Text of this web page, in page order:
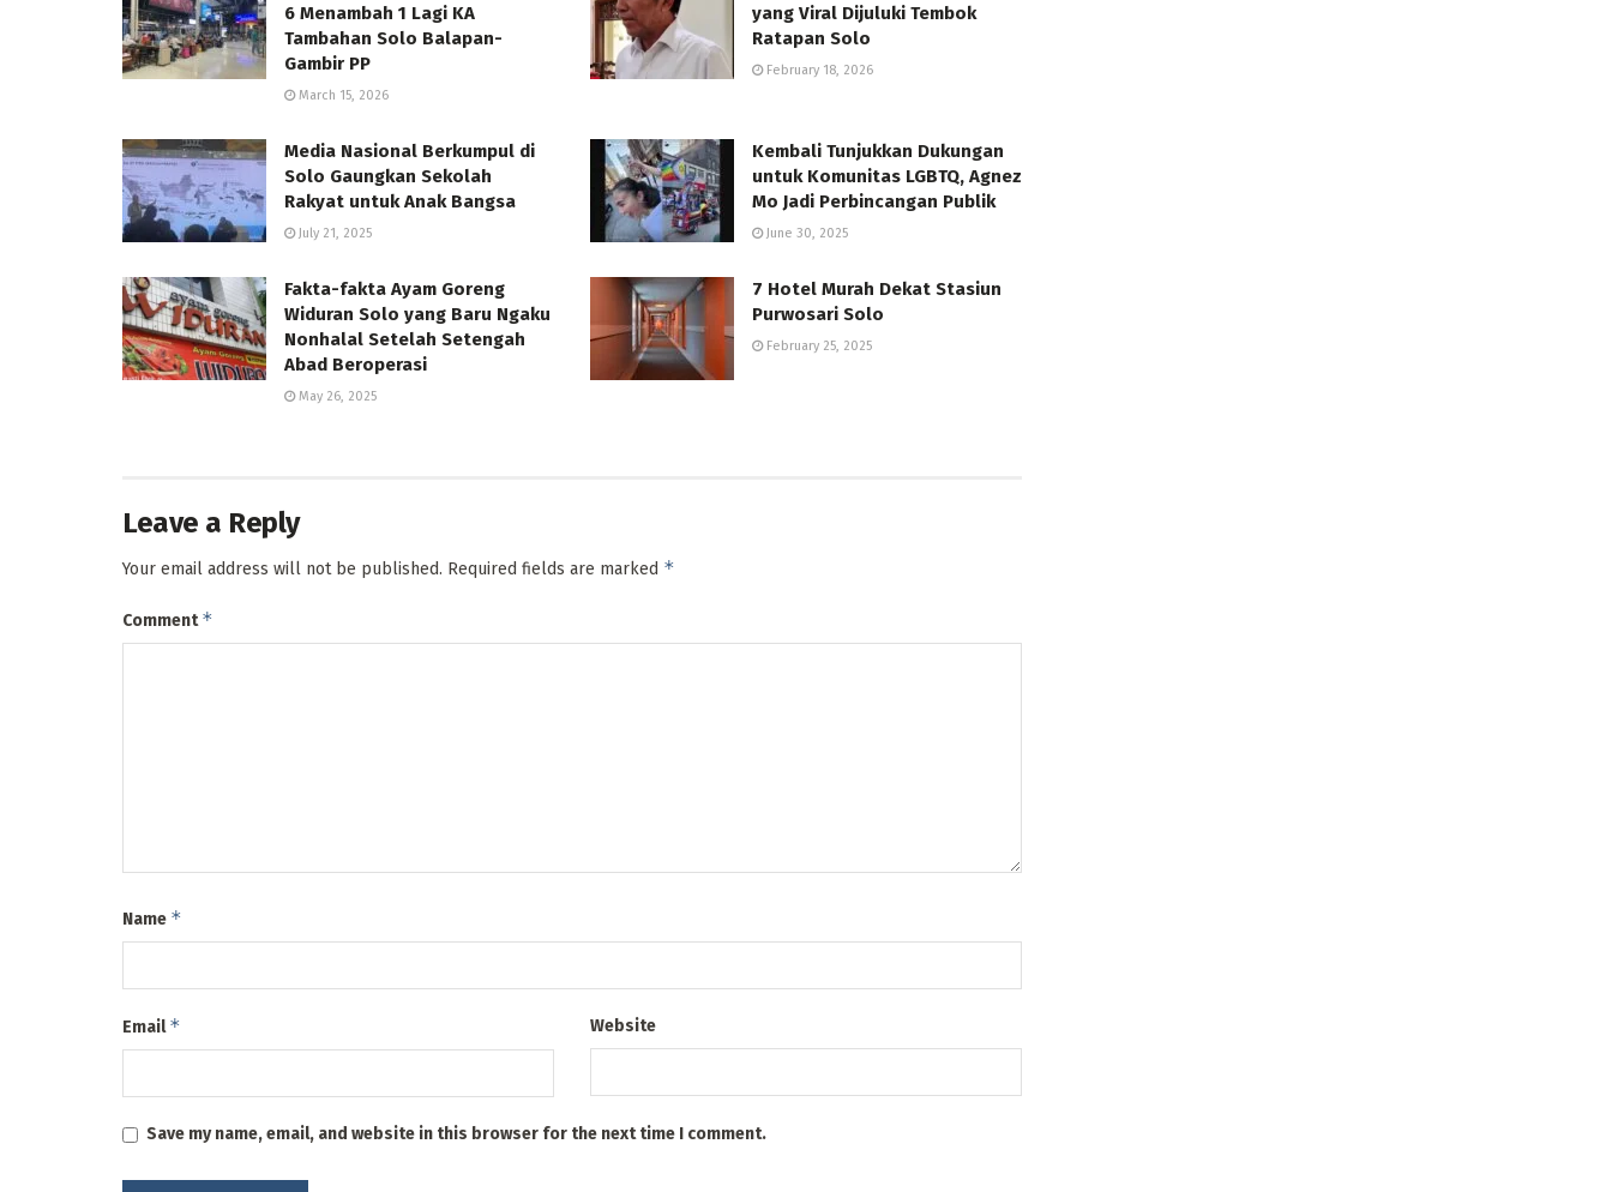
6 Menambah 1 Lagi KA
Tambahan Solo Balapan-
Gambir PP
March 15, 2026
yang Viral Dijuluki Tembok
Ratapan Solo
February 18, 2026
Media Nasional Berkumpul di
Solo Gaungkan Sekolah
Rakyat untuk Anak Bangsa
July 21, 2025
Kembali Tunjukkan Dukungan
untuk Komunitas LGBTQ, Agnez
Mo Jadi Perbincangan Publik
June 30, 2025
Fakta-fakta Ayam Goreng
Widuran Solo yang Baru Ngaku
Nonhalal Setelah Setengah
Abad Beroperasi
May 26, 2025
7 Hotel Murah Dekat Stasiun
Purwosari Solo
February 25, 2025
Leave a Reply
Your email address will not be published. Required fields are marked *
Comment*
Name *
Email* Website
Save my name, email, and website in this browser for the next time I comment.